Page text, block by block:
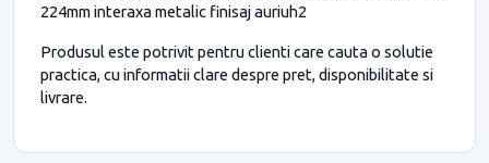
224mm interaxa metalic finisaj auriuh2
Produsul este potrivit pentru clienti care cauta o solutie
practica, cu informatii clare despre pret, disponibilitate si
livrare.